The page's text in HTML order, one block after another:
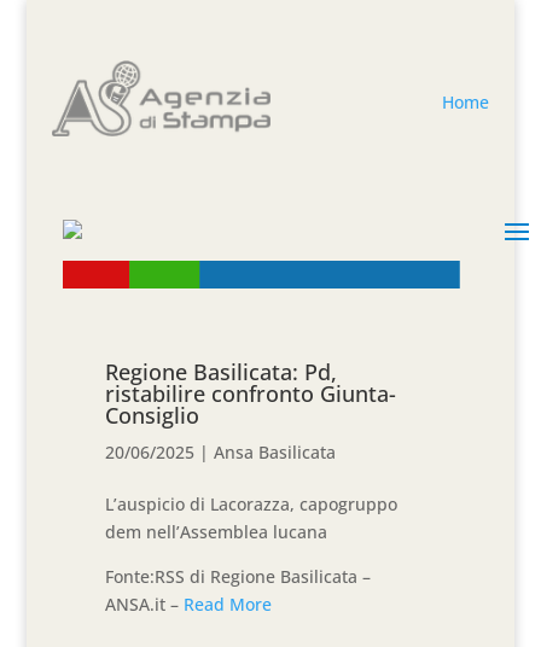
Home
Regione Basilicata: Pd,
ristabilire confronto Giunta-
Consiglio
20/06/2025 |Ansa Basilicata
L’auspicio di Lacorazza, capogruppo
dem nell’Assemblea lucana
Fonte:RSS di Regione Basilicata –
ANSA.it – Read More